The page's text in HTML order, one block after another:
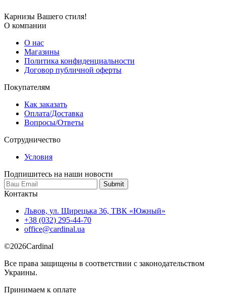
Карнизы Вашего стиля!
О компании
О нас
Магазины
Политика конфиденциальности
Договор публичной оферты
Покупателям
Как заказать
Оплата/Доставка
Вопросы/Ответы
Сотрудничество
Условия
Подпишитесь на наши новости
Контакты
Львов, ул. Щирецька 36, ТВК «Южный»
+38 (032) 295-44-70
office@cardinal.ua
©2026Cardinal
Все права защищены в соответствии с законодательством
Украины.
Принимаем к оплате